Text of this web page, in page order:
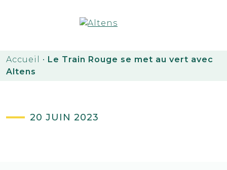
Accueil • Le Train Rouge se met au vert avec
Altens
20 JUIN 2023